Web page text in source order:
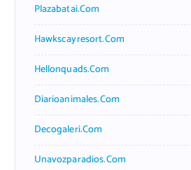
Plazabatai.com
Hawkscayresort.com
Hellonquads.com
Diarioanimales.com
Decogaleri.com
Unavozparadios.com